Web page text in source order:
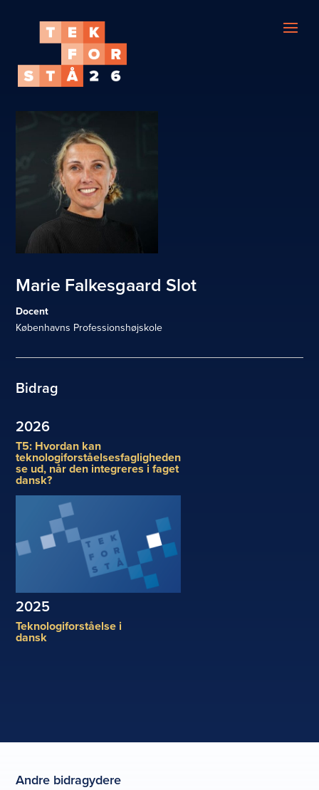
Marie Falkesgaard Slot
Docent
Københavns Professionshøjskole
Bidrag
2026
T5: Hvordan kan
teknologiforståelsesfagligheden
se ud, når den integreres i faget
dansk?
2025
Teknologiforståelse i
dansk
Andre bidragydere